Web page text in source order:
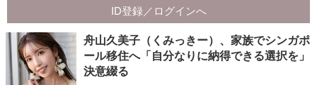
舟山久美子（くみっきー）、家族でシンガポ
ール移住へ「自分なりに納得できる選択を」
決意綴る